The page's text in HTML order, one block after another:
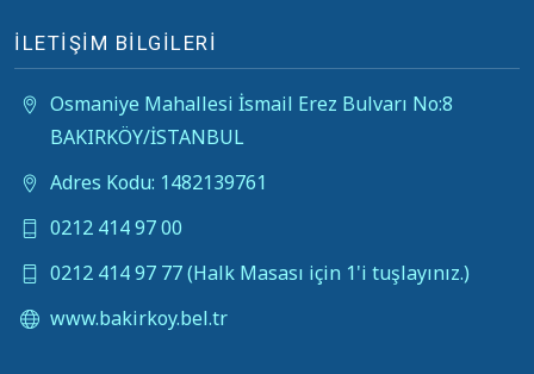
İLETİŞİM BİLGİLERİ
Osmaniye Mahallesi İsmail Erez Bulvarı No:8
BAKIRKÖY/İSTANBUL
Adres Kodu: 1482139761
0212 414 97 00
0212 414 97 77 (Halk Masası için 1'i tuşlayınız.)
www.bakirkoy.bel.tr